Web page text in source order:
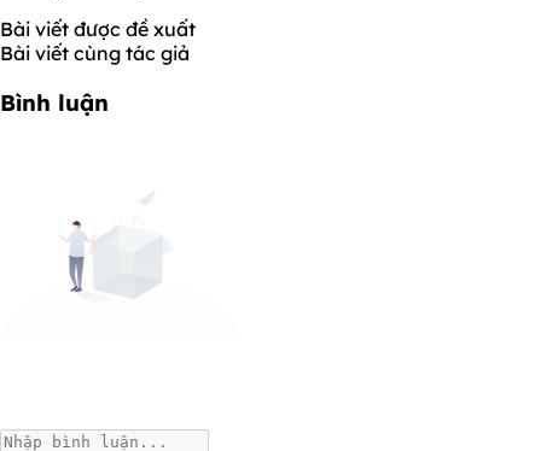
Bài viết được đề xuất
Bài viết cùng tác giả
Bình luận